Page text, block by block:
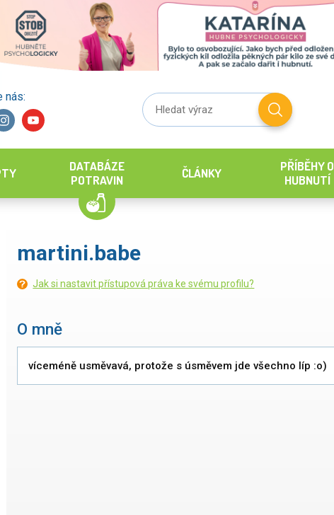
nás:
DATABÁZE
POTRAVIN
ČLÁNKY
PŘÍBĚHY O
HUBNUTÍ
martini.babe
Jak si nastavit přístupová práva ke svému profilu?
O mně
víceméně usměvavá, protože s úsměvem jde všechno líp :o)